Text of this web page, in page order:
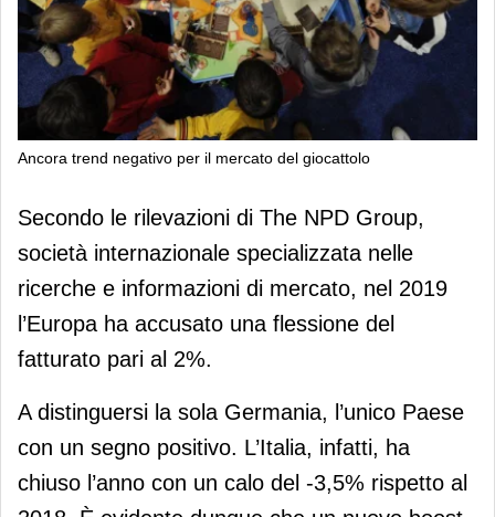
Ancora trend negativo per il mercato del giocattolo
Ancora trend negativo per il mercato
del giocattolo
Secondo le rilevazioni di The NPD Group,
società internazionale specializzata nelle
ricerche e informazioni di mercato, nel 2019
l’Europa ha accusato una flessione del
fatturato pari al 2%.
A distinguersi la sola Germania, l’unico Paese
con un segno positivo. L’Italia, infatti, ha
chiuso l’anno con un calo del -3,5% rispetto al